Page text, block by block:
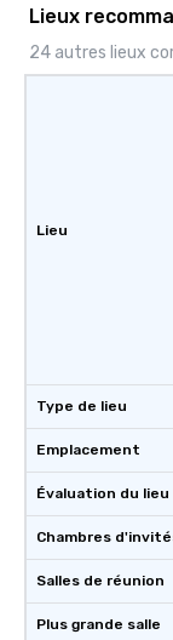
Lieux
24 autres lieux
Lieu
Type de lieu
Emplacement
Évaluation du lieu
Chambres
Salles de réunion
Plus grande salle